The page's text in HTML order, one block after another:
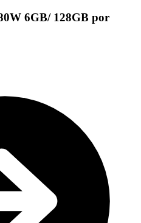
6GB/ 128GB por